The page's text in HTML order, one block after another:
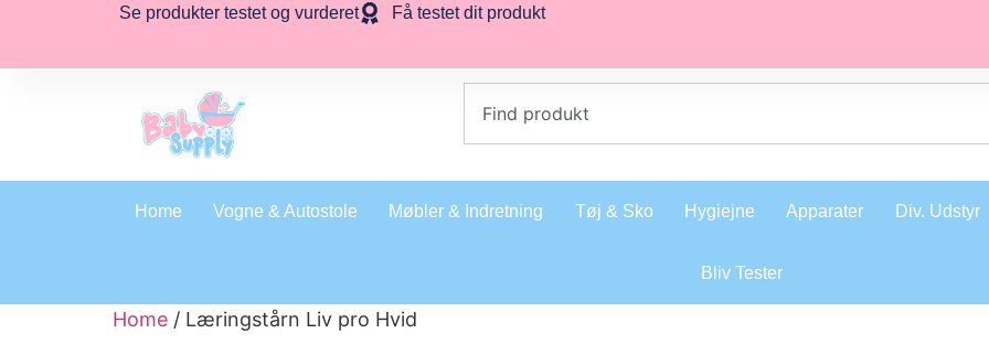
Se produkter testet og vurderet Få testet dit produkt
Home Vogne & Autostole Møbler & Indretning Tøj & Sko Hygiejne Apparater Div. Udstyr
Bliv Tester
Home / Læringstårn Liv pro Hvid